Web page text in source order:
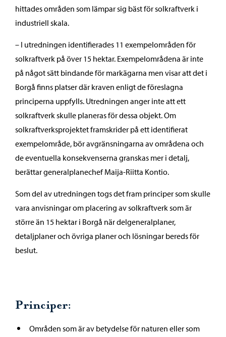
hittades områden som lämpar sig bäst för solkraftverk i
industriell skala.
– I utredningen identifierades 11 exempelområden för
solkraftverk på över 15 hektar. Exempelområdena är inte
på något sätt bindande för markägarna men visar att det i
Borgå finns platser där kraven enligt de föreslagna
principerna uppfylls. Utredningen anger inte att ett
solkraftverk skulle planeras för dessa objekt. Om
solkraftverksprojektet framskrider på ett identifierat
exempelområde, bör avgränsningarna av områdena och
de eventuella konsekvenserna granskas mer i detalj,
berättar generalplanechef Maija-Riitta Kontio.
Som del av utredningen togs det fram principer som skulle
vara anvisningar om placering av solkraftverk som är
större än 15 hektar i Borgå när delgeneralplaner,
detaljplaner och övriga planer och lösningar bereds för
beslut.
Principer:
Områden som är av betydelse för naturen eller som